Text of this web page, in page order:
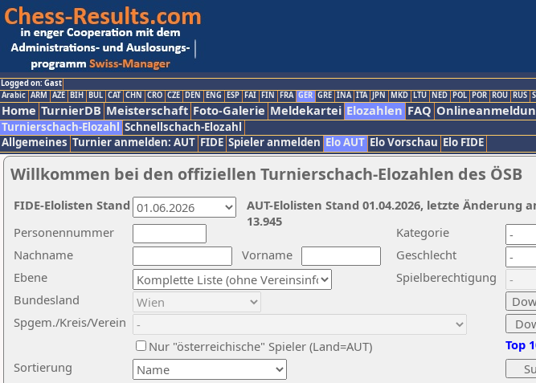
Logged on: Gast
Arabic ARM AZE BIH BUL CAT CHN CRO CZE DEN ENG ESP FAI FIN FRA GER GRE INA ITA JPN MKD LTU NED POL POR ROU RUS
Home TurnierDB Meisterschaft Foto-Galerie Meldekartei Elozahlen FAQ
Turnierschach-Elozahl Schnellschach-Elozahl
Allgemeines Turnier anmelden: AUT FIDE Spieler anmelden Elo AUT Elo Vorschau Elo FIDE
Willkommen bei den offiziellen Turnierschach-Elozahlen des ÖSB
Nachname
Vorname
Ebene
Kategorie
Sortierung
Personennummer
Bundesland
Spgem./Kreis/Verein
Geschlecht
Nur "österreichische" Spieler (Land=AUT)
Spielberechtigung
Top
AUT-Elolisten Stand 01.04.2026, letzte Änderung
13.945
FIDE-Elolisten Stand